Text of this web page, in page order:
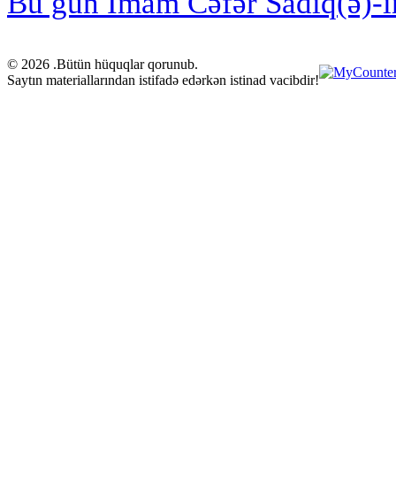
© 2026 .Bütün hüquqlar qorunub.
Saytın materiallarından istifadə edərkən istinad vacibdir!